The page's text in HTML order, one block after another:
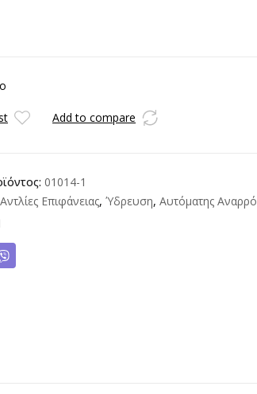
Add to compare
01014-1
Αντλίες Επιφάνειας, Ύδρευση, Αυτόματης